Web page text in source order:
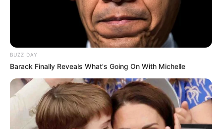
BUZZ DAY
Barack Finally Reveals What's Going On With Michelle